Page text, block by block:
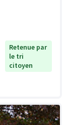
Retenue par
le tri
citoyen